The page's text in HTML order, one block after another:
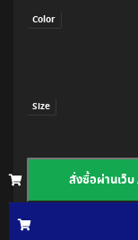
Color
Size
สั่งซื้อผ่านเว็
SKU: